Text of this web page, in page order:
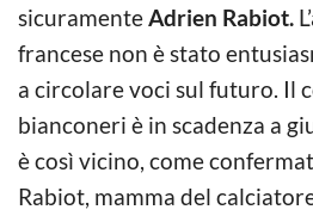
sicuramenteAdrien Rabiot.
francese non è stato
a circolare voci sul futuro. Il
bianconeri è in scadenza a
è così vicino, come
Rabiot, mamma del